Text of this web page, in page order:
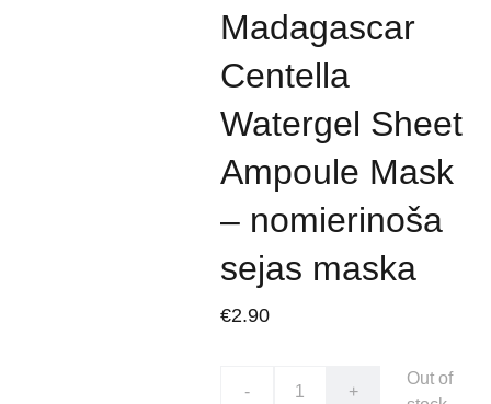
Madagascar
Centella
Watergel Sheet
Ampoule Mask
– nomierinoša
sejas maska
€2.90
- +
Out of